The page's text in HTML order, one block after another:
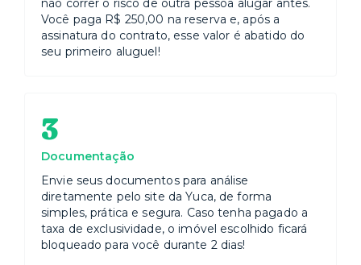
não correr o risco de outra pessoa alugar antes.
Você paga R$ 250,00 na reserva e, após a
assinatura do contrato, esse valor é abatido do
seu primeiro aluguel!
3
Documentação
Envie seus documentos para análise
diretamente pelo site da Yuca, de forma
simples, prática e segura. Caso tenha pagado a
taxa de exclusividade, o imóvel escolhido ficará
bloqueado para você durante 2 dias!